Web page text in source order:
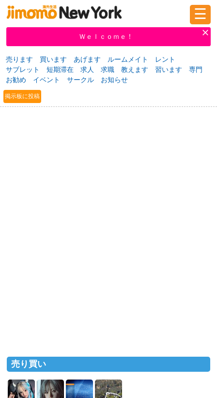
新規登録
掲示板 教えて！
☰
Ｗｅｌｃｏｍｅ！
売ります 買います あげます ルームメイト
レント
サブレット
短期滞在 求人 求職 教えます 習います
専門
お勧め
イベント サークル お知らせ
掲示板に投稿
売り買い